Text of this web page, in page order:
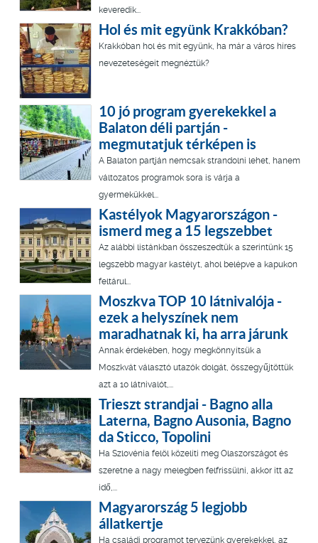
keveredik...
Hol és mit együnk Krakkóban?
Krakkóban hol és mit együnk, ha már a város híres
nevezeteségeit megnéztük?
10 jó program gyerekekkel a
Balaton déli partján -
megmutatjuk térképen is
A Balaton partján nemcsak strandolni lehet, hanem
változatos programok sora is várja a
gyermekükkel...
Kastélyok Magyarországon -
ismerd meg a 15 legszebbet
Az alábbi listánkban összeszedtük a szerintünk 15
legszebb magyar kastélyt, ahol belépve a kapukon
feltárul...
Moszkva TOP 10 látnivalója -
ezek a helyszínek nem
maradhatnak ki, ha arra járunk
Annak érdekében, hogy megkönnyítsük a
Moszkvát választó utazók dolgát, összegyűjtöttük
azt a 10 látnivalót,...
Trieszt strandjai - Bagno alla
Laterna, Bagno Ausonia, Bagno
da Sticco, Topolini
Ha Szlovénia felöl közelíti meg Olaszországot és
szeretne a nagy melegben felfrissülni, akkor itt az
idő,...
Magyarország 5 legjobb
állatkertje
Ha családi programot tervezünk gyerekekkel, az